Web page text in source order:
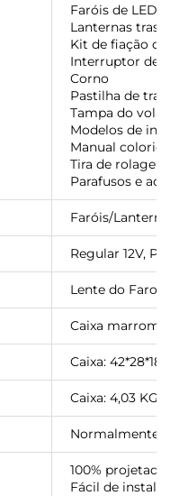
Faróis de LED
Lanternas
Kit de fiação
Interruptor de
Corno
Pastilha de
Tampa do
Modelos de
Manual
Tira de
Parafusos e
Faróis/
Regular 12V,
Lente do Farol:
Caixa marrom
Caixa:
Caixa: 4,03
Normalmente
100%
Fácil de